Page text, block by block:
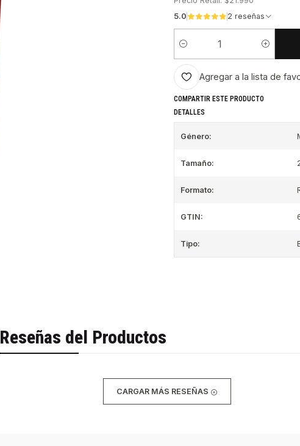
5.0
2 reseñas
Cantidad
Agregar a la lista de
COMPARTIR ESTE PRODUCTO
DETALLES
Género:
Tamaño:
Formato:
GTIN:
Tipo:
Reseñas del Productos
CARGAR MÁS RESEÑAS